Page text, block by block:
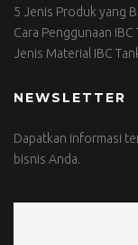
5 Jenis Produk yang
Cara Penggunaan
Jenis Material IBC
NEWSLETTER
Dapatkan informasi
bisnis Anda.